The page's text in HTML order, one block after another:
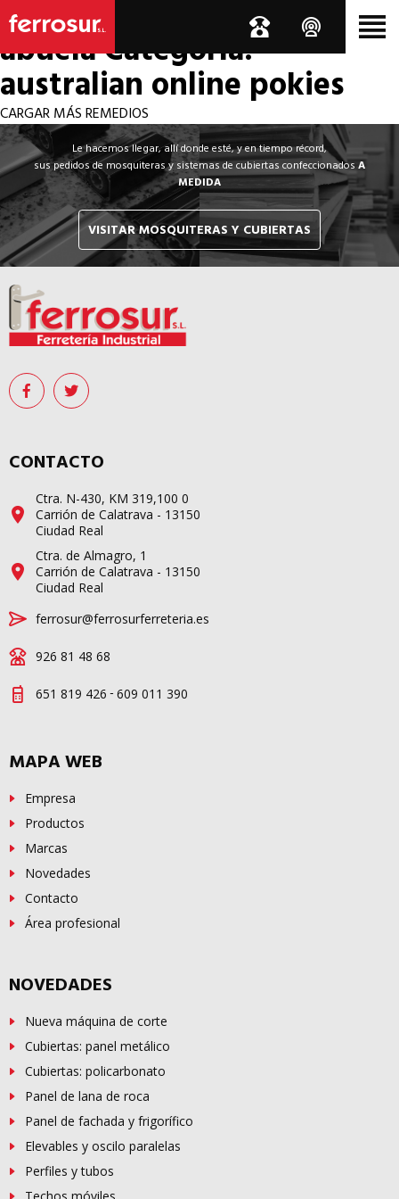
Los por si acaso de la
abuelaCategoría:
australian online pokies
CARGAR MÁS REMEDIOS
Le hacemos llegar, allí donde esté, y en tiempo récord,
sus pedidos de mosquiteras y sistemas de cubiertas confeccionadosA
MEDIDA
VISITAR MOSQUITERAS Y CUBIERTAS
CONTACTO
Ctra. N-430, KM 319,100 0
Carrión de Calatrava - 13150
Ciudad Real
Ctra. de Almagro, 1
Carrión de Calatrava - 13150
Ciudad Real
ferrosur@ferrosurferreteria.es
926 81 48 68
651 819 426 - 609 011 390
MAPA WEB
Empresa
Productos
Marcas
Novedades
Contacto
Área profesional
NOVEDADES
Nueva máquina de corte
Cubiertas: panel metálico
Cubiertas: policarbonato
Panel de lana de roca
Panel de fachada y frigorífico
Elevables y oscilo paralelas
Perfiles y tubos